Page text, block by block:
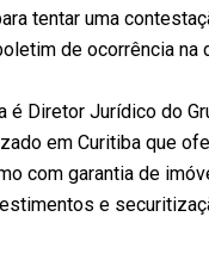
tentar uma
de ocorrência na
é Diretor Jurídico do
em Curitiba que
com garantia de
e